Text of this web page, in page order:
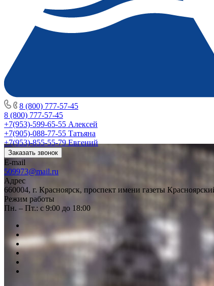
8 (800) 777-57-45
8 (800) 777-57-45
+7(953)-599-65-55 Алексей
+7(905)-088-77-55 Татьяна
+7(953)-855-55-79Евгений
Заказать звонок
E-mail
509973@mail.ru
Адрес
660004, г. Красноярск, проспект имени газеты
Режим работы
Пн. – Пт.: с 9:00 до 18:00